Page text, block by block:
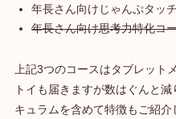
年長さん向けじゃんぷタッチ
年長さん向け思考力特化コ
上記3つのコースはタブレット
トイも届きますが数はぐんと
キュラムを含めて特徴もご紹介